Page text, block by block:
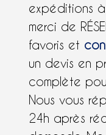
expéditions à
merci de
favoris et
un devis en
complète
Nous vous
24h après